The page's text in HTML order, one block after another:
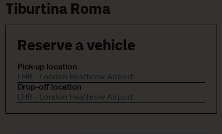
Tiburtina Roma
Reserve a vehicle
Pick-up location
LHR - London Heathrow Airport
Drop-off location
LHR - London Heathrow Airport